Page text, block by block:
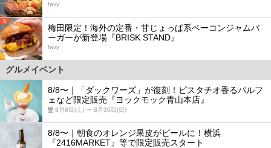
favy
5
梅田限定！海外の定番・甘じょっぱ系ベーコンジャムバ
ーガーが新登場『BRISK STAND』
favy
グルメイベント
8/8〜｜「ダックワーズ」が復刻！ピスタチオ香るパルフ
ェなど限定販売『ヨックモック青山本店』
8月8日(土) 〜 8月30日(日)
8/8〜｜朝食のオレンジ果皮がビールに！横浜
『2416MARKET』等で限定販売スタート